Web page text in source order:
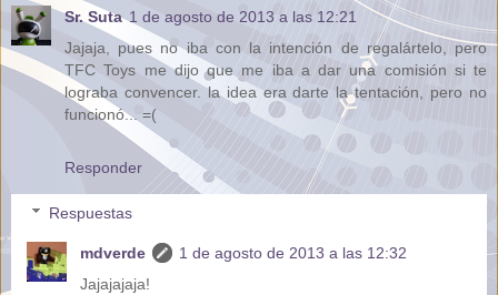
Sr. Suta 1 de agosto de 2013 a las 12:21
Jajaja, pues no iba con la intención de regalártelo, pero
TFC Toys me dijo que me iba a dar una comisión si te
lograba convencer. la idea era darte la tentación, pero no
funcionó... =(
Responder
Respuestas
mdverde
1 de agosto de 2013 a las 12:32
Jajajajaja!